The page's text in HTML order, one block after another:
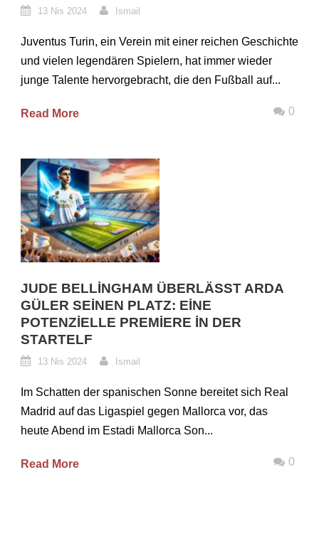
13 Nis 2024 Ismail
Juventus Turin, ein Verein mit einer reichen Geschichte
und vielen legendären Spielern, hat immer wieder
junge Talente hervorgebracht, die den Fußball auf...
Read More 0
JUDE BELLINGHAM ÜBERLÄSST ARDA
GÜLER SEINEN PLATZ: EINE
POTENZIELLE PREMIERE IN DER
STARTELF
13 Nis 2024 Ismail
Im Schatten der spanischen Sonne bereitet sich Real
Madrid auf das Ligaspiel gegen Mallorca vor, das
heute Abend im Estadi Mallorca Son...
Read More 0